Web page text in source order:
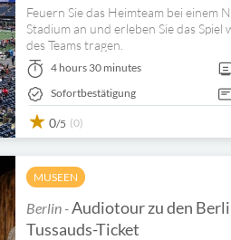
Feuern Sie das Heimteam bei einem
Stadium an und erleben Sie das
des Teams tragen.
4 hours 30 minutes
Sofortbestätigung
0/5 (0)
MUSEEN
Berlin -Audiotour zu den
Tussauds-Ticket